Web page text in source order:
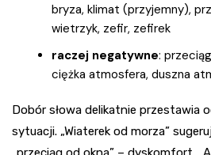
bryza, klimat (przyjemny),
wietrzyk, zefir, zefirek
raczej negatywne:
ciężka atmosfera, duszna
Dobór słowa delikatnie przestawia
sytuacji. „Wiaterek od morza”